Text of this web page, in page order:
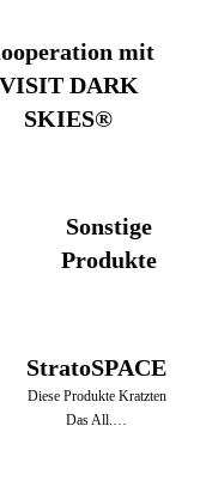
mit
VISIT DARK
SKIES®
Sonstige
Produkte
StratoSPACE
Diese Produkte Kratzten
Das All.…